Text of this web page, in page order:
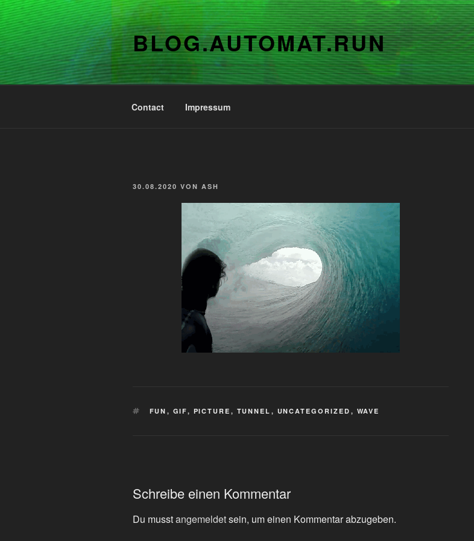
Zum
Inhalt
springen
BLOG.AUTOMAT.RUN
Contact Impressum
VERÖFFENTLICHT
30.08.2020 VON ASH
SCHLAGWÖRTER
FUN , GIF, PICTURE , TUNNEL , UNCATEGORIZED , WAVE
Schreibe einen Kommentar
Du musstangemeldetsein, um einen Kommentar abzugeben.